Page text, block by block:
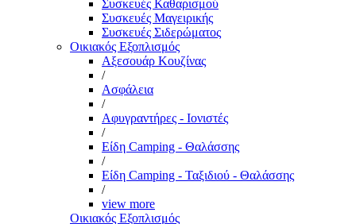
Συσκευές Καθαρισμού
Συσκευές Μαγειρικής
Συσκευές Σιδερώματος
Οικιακός Εξοπλισμός
Αξεσουάρ Κουζίνας
/
Ασφάλεια
/
Αφυγραντήρες - Ιονιστές
/
Είδη Camping - Θαλάσσης
/
Είδη Camping - Ταξιδιού - Θαλάσσης
/
view more
Οικιακός Εξοπλισμός